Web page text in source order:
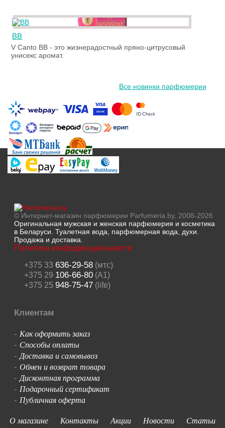
BB
V Canto BB - это жизнерадостный пряно-цитрусовый
унисекс аромат.
Все новинки парфюмерии
© Интернет-магазин парфюмерии Parfumeria.by, 2008-2026
Оригинальная мужская и женская парфюмерия и косметика
в Беларуси. Туалетная вода, парфюмерная вода, духи.
Продажа и доставка.
Политика конфиденциальности
+375 33 636-29-58(мтс)
+375 29 106-66-80(A1)
+375 25 948-75-47(life)
Клиентам
- Как оформить заказ
- Способы оплаты
-Доставка и самовывоз
- Обмен и возврат товара
-Дисконтная программа
- Подарочный сертификат
- Публичная оферта
О магазине
Контакты Акции Новости
Статьи